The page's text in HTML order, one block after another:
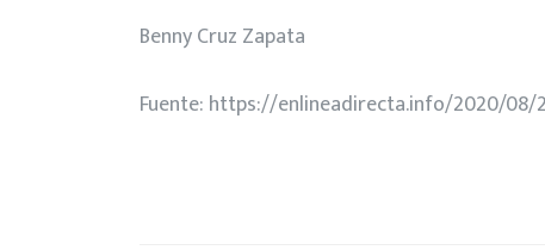
Benny Cruz Zapata
Fuente: https://enlineadirecta.info/2020/